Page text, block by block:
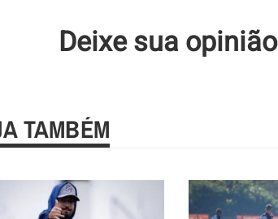
Deixe sua opinião
TAMBÉM